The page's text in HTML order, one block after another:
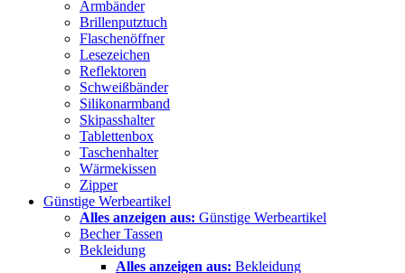
Armbänder
Brillenputztuch
Flaschenöffner
Lesezeichen
Reflektoren
Schweißbänder
Silikonarmband
Skipasshalter
Tablettenbox
Taschenhalter
Wärmekissen
Zipper
Günstige Werbeartikel
Alles anzeigen aus: Günstige Werbeartikel
Becher Tassen
Bekleidung
Alles anzeigen aus: Bekleidung